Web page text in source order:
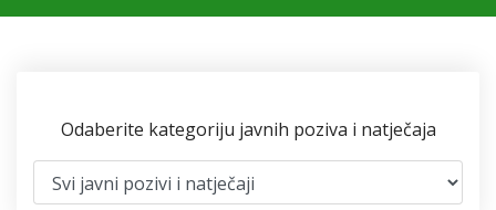
Odaberite kategoriju javnih poziva i natječaja